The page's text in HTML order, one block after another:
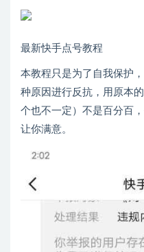
最新快手点号教程
本教程只是为了自我保护
种原因进行反抗，用原本
个也不一定）不是百分百
让你满意。